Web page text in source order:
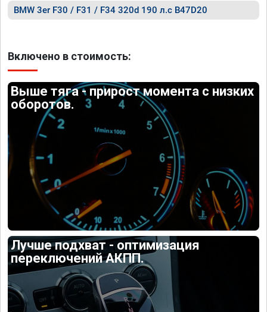
BMW 3er F30 / F31 / F34 320d 190 л.с B47D20
Включено в стоимость:
Выше тяга - прирост момента с низких
оборотов.
Лучше подхват - оптимизация
переключений АКПП.